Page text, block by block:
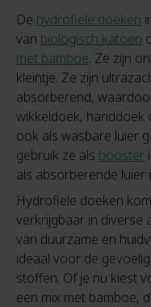
De hydrofiele doeken
van biologisch katoen
met bamboe. Ze zijn
kleintje. Ze zijn
absorberend,
wikkeldoek, handdoek
ook als wasbare luier
gebruik ze als booster
als absorberende
Hydrofiele doeken
verkrijgbaar in diverse
van duurzame en
ideaal voor de
stoffen. Of je nu kiest
een mix met bamboe,